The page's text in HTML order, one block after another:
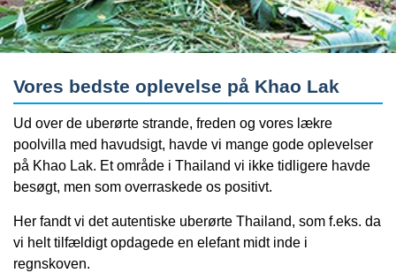
Vores bedste oplevelse på Khao Lak
Ud over de uberørte strande, freden og vores lækre
poolvilla med havudsigt, havde vi mange gode oplevelser
på Khao Lak. Et område i Thailand vi ikke tidligere havde
besøgt, men som overraskede os positivt.
Her fandt vi det autentiske uberørte Thailand, som f.eks. da
vi helt tilfældigt opdagede en elefant midt inde i
regnskoven.